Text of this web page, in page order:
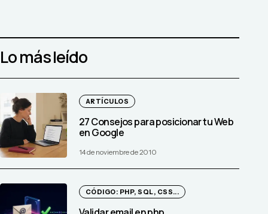
Lo más leído
ARTÍCULOS
27 Consejos para posicionar tu Web
en Google
14 de noviembre de 2010
CÓDIGO: PHP, SQL, CSS...